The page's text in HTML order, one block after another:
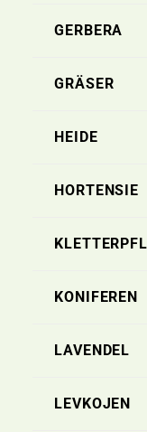
GERBERA
GRÄSER
HEIDE
HORTENSIE
KONIFEREN
LAVENDEL
LEVKOJEN